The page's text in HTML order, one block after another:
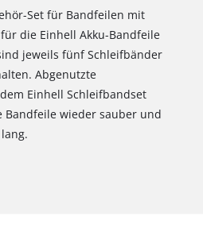
Set für Bandfeilen mit
die Einhell Akku-Bandfeile
jeweils fünf Schleifbänder
Abgenutzte
Einhell Schleifbandset
wieder sauber und